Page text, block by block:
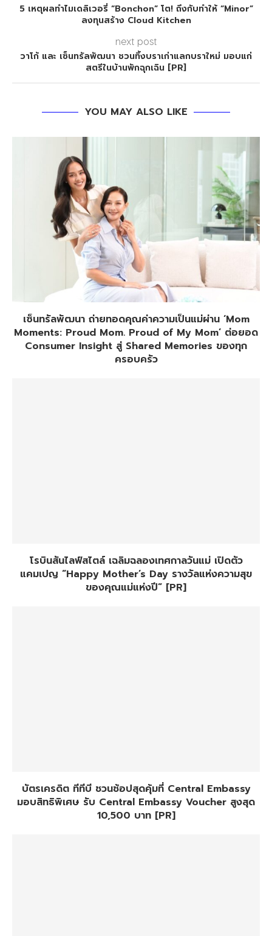
5 เหตุผลทำไมเดลิเวอรี่ “Bonchon” โต! ถึงกับทำให้ “Minor”
ลงทุนสร้าง Cloud Kitchen
next post
วาโก้ และ เซ็นทรัลพัฒนา ชวนทิ้งบราเก่าแลกบราใหม่ มอบแก่
สตรีในบ้านพักฉุกเฉิน [PR]
YOU MAY ALSO LIKE
เซ็นทรัลพัฒนา ถ่ายทอดคุณค่าความเป็นแม่ผ่าน ‘Mom
Moments: Proud Mom. Proud of My Mom’ ต่อยอด
Consumer Insight สู่ Shared Memories ของทุก
ครอบครัว
โรบินสันไลฟ์สไตล์ เฉลิมฉลองเทศกาลวันแม่ เปิดตัว
แคมเปญ “Happy Mother’s Day รางวัลแห่งความสุข
ของคุณแม่แห่งปี” [PR]
บัตรเครดิต ทีทีบี ชวนช้อปสุดคุ้มที่ Central Embassy
มอบสิทธิพิเศษ รับ Central Embassy Voucher สูงสุด
10,500 บาท [PR]